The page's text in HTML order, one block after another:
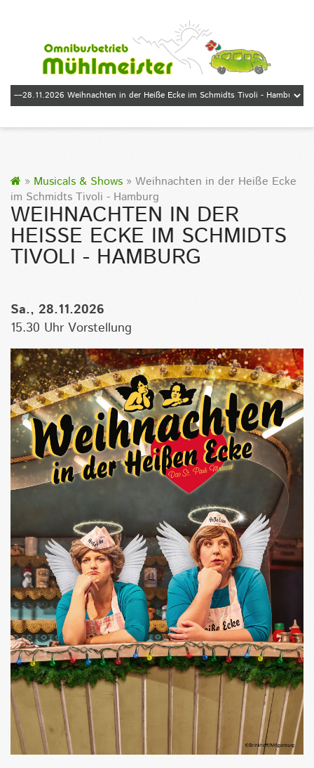
» Musicals & Shows » Weihnachten in der Heiße Ecke
im Schmidts Tivoli - Hamburg
WEIHNACHTEN IN DER
HEISSE ECKE IM SCHMIDTS T
IVOLI - HAMBURG
Sa., 28.11.2026
15.30 Uhr Vorstellung